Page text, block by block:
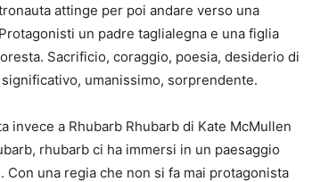
attinge per poi andare verso una
un padre taglialegna e una figlia
Sacrificio, coraggio, poesia, desiderio di
umanissimo, sorprendente.
invece a Rhubarb Rhubarb di Kate McMullen
rhubarb ci ha immersi in un paesaggio
una regia che non si fa mai protagonista